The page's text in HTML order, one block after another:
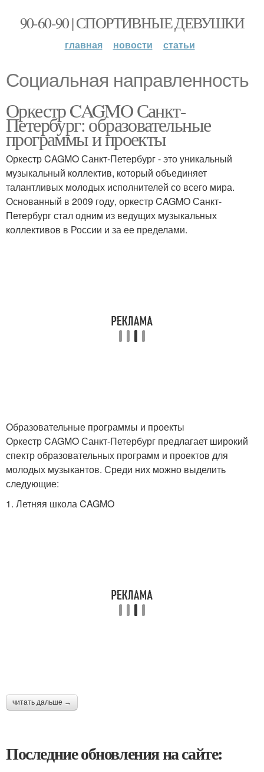
90-60-90 | СПОРТИВНЫЕ ДЕВУШКИ
главная новости статьи
Социальная направленность
Оркестр CAGMO Санкт-
Петербург: образовательные
программы и проекты
Оркестр CAGMO Санкт-Петербург - это уникальный
музыкальный коллектив, который объединяет
талантливых молодых исполнителей со всего мира.
Основанный в 2009 году, оркестр CAGMO Санкт-
Петербург стал одним из ведущих музыкальных
коллективов в России и за ее пределами.
Образовательные программы и проекты
Оркестр CAGMO Санкт-Петербург предлагает широкий
спектр образовательных программ и проектов для
молодых музыкантов. Среди них можно выделить
следующие:
1. Летняя школа CAGMO
читать дальше →
Последние обновления на сайте: